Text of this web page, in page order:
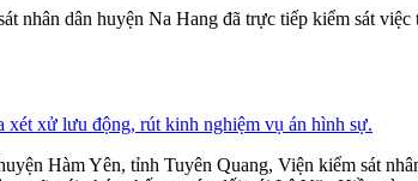
nhân dân huyện Na Hang đã trực tiếp kiểm sát
xét xử lưu động, rút kinh nghiệm vụ án hình sự.
Hàm Yên, tỉnh Tuyên Quang, Viện kiểm sát